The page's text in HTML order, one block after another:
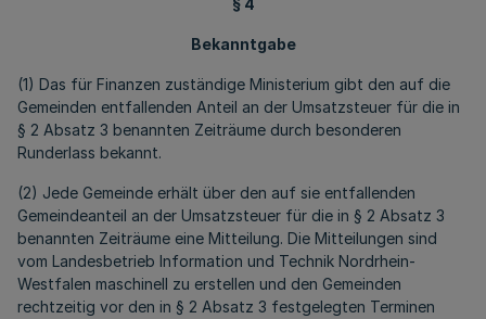
§ 4
Bekanntgabe
(1) Das für Finanzen zuständige Ministerium gibt den auf die
Gemeinden entfallenden Anteil an der Umsatzsteuer für die in
§ 2 Absatz 3 benannten Zeiträume durch besonderen
Runderlass bekannt.
(2) Jede Gemeinde erhält über den auf sie entfallenden
Gemeindeanteil an der Umsatzsteuer für die in § 2 Absatz 3
benannten Zeiträume eine Mitteilung. Die Mitteilungen sind
vom Landesbetrieb Information und Technik Nordrhein-
Westfalen maschinell zu erstellen und den Gemeinden
rechtzeitig vor den in § 2 Absatz 3 festgelegten Terminen